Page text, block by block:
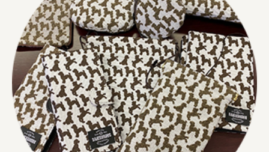
バッグ
マスク関係
その他